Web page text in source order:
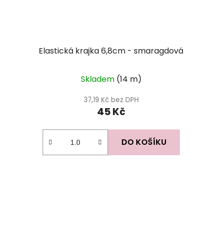
Elastická krajka 6,8cm - smaragdová
Skladem (14 m)
37,19 Kč bez DPH
45 Kč
DO KOŠÍKU